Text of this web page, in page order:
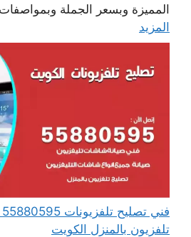
المميزة وبسعر الجملة
المزيد
تلفزيون بالمنزل الكويت